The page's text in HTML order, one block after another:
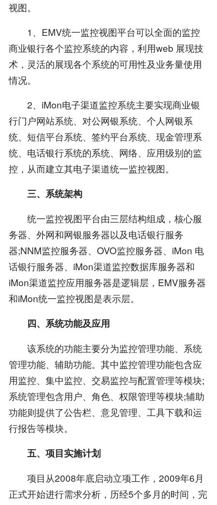
视图。
1、EMV统一监控视图平台可以全面的监控
商业银行各个监控系统的内容，利用web 展现技
术，灵活的展现各个系统的可用性及业务量使用
情况。
2、iMon电子渠道监控系统主要实现商业银
行门户网站系统、对公网银系统、个人网银系
统、短信平台系统、签约平台系统、现金管理系
统、电话银行系统的系统、网络、应用级别的监
控，从而建立其电子渠道统一监控视图。
三、系统架构
统一监控视图平台由三层结构组成，核心服
务器、外网和网银服务器以及电话银行服务
器;NNM监控服务器、OVO监控服务器、iMon 电
话银行服务器、iMon渠道监控数据库服务器和
iMon渠道监控应用服务器是逻辑层，EMV服务器
和iMon统一监控视图是表示层。
四、系统功能及应用
该系统的功能主要分为监控管理功能、系统
管理功能、辅助功能。其中监控管理功能包含应
用监控、集中监控、交易监控与配置管理等模块;
系统管理包含用户、角色、权限管理等模块;辅助
功能则提供了公告栏、意见管理、工具下载和运
行报告等模块。
五、项目实施计划
项目从2008年底启动立项工作，2009年6月
正式开始进行需求分析，历经5个多月的时间，完